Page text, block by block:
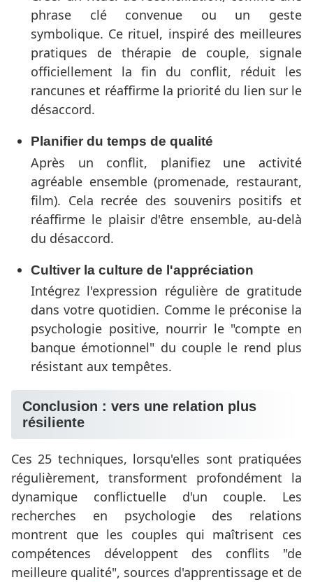
phrase clé convenue ou un geste
symbolique. Ce rituel, inspiré des meilleures
pratiques de thérapie de couple, signale
officiellement la fin du conflit, réduit les
rancunes et réaffirme la priorité du lien sur le
désaccord.
Planifier du temps de qualité
Après un conflit, planifiez une activité
agréable ensemble (promenade, restaurant,
film). Cela recrée des souvenirs positifs et
réaffirme le plaisir d'être ensemble, au-delà
du désaccord.
Cultiver la culture de l'appréciation
Intégrez l'expression régulière de gratitude
dans votre quotidien. Comme le préconise la
psychologie positive, nourrir le "compte en
banque émotionnel" du couple le rend plus
résistant aux tempêtes.
Conclusion : vers une relation plus
résiliente
Ces 25 techniques, lorsqu'elles sont pratiquées
régulièrement, transforment profondément la
dynamique conflictuelle d'un couple. Les
recherches en psychologie des relations
montrent que les couples qui maîtrisent ces
compétences développent des conflits "de
meilleure qualité", sources d'apprentissage et de